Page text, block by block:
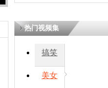
热门视频集
搞笑
美女